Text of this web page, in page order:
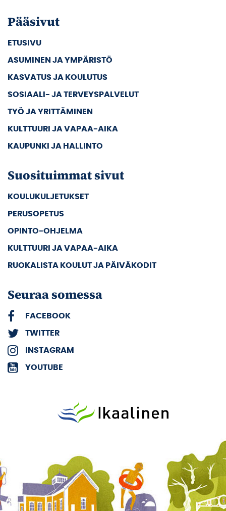
Pääsivut
ETUSIVU
ASUMINEN JA YMPÄRISTÖ
KASVATUS JA KOULUTUS
SOSIAALI- JA TERVEYSPALVELUT
TYÖ JA YRITTÄMINEN
KULTTUURI JA VAPAA-AIKA
KAUPUNKI JA HALLINTO
Suosituimmat sivut
KOULUKULJETUKSET
PERUSOPETUS
OPINTO-OHJELMA
KULTTUURI JA VAPAA-AIKA
RUOKALISTA KOULUT JA PÄIVÄKODIT
Seuraa somessa
FACEBOOK
TWITTER
INSTAGRAM
YOUTUBE